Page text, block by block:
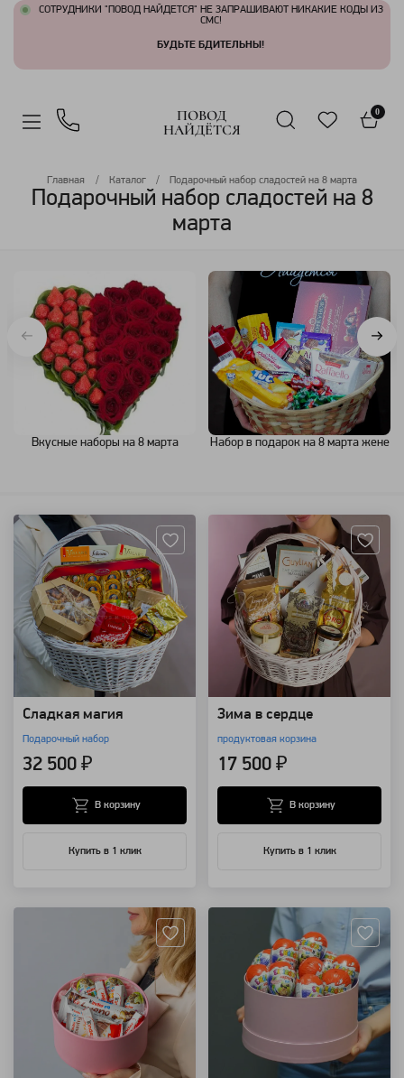
СОТРУДНИКИ "ПОВОД НАЙДЕТСЯ" НЕ ЗАПРАШИВАЮТ НИКАКИЕ КОДЫ ИЗ
СМС!
БУДЬТЕ БДИТЕЛЬНЫ!
ПОВОД
НАЙДЁТСЯ
0
Главная Каталог Подарочный набор сладостей на 8 марта
Подарочный набор сладостей на 8
марта
Вкусные наборы на 8 марта Набор в подарок на 8 марта жене
Сладкая магия
Подарочный набор
32 500 ₽
Купить в 1 клик
В корзину
Зима в сердце
продуктовая корзина
17 500 ₽
Купить в 1 клик
В корзину